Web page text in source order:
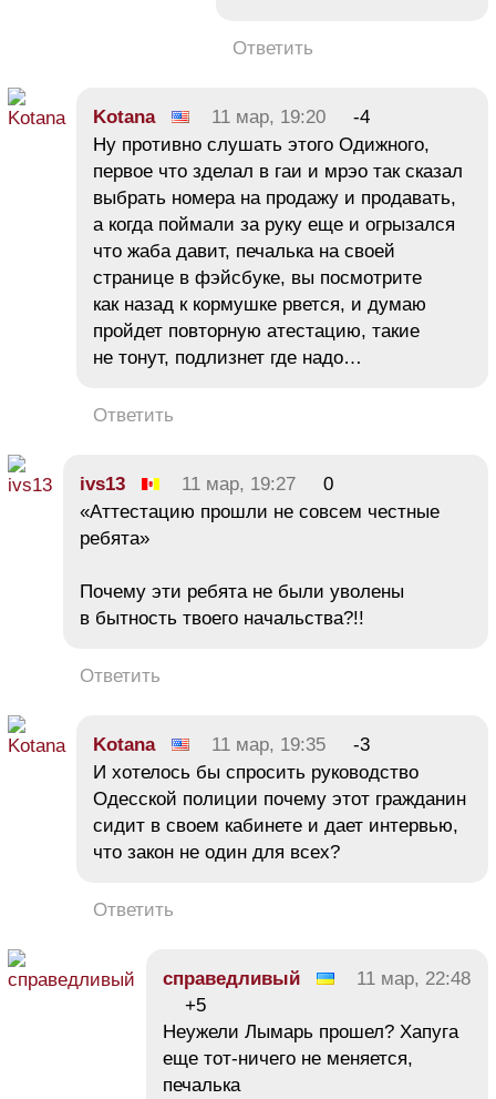
Ответить
Kotana 11 мар, 19:20
-4
Ну противно слушать этого Одижного,
первое что зделал в гаи и мрэо так сказал
выбрать номера на продажу и продавать,
а когда поймали за руку еще и огрызался
что жаба давит, печалька на своей
странице в фэйсбуке, вы посмотрите
как назад к кормушке рвется, и думаю
пройдет повторную атестацию, такие
не тонут, подлизнет где надо…
Ответить
ivs13 11 мар, 19:27
0
«Аттестацию прошли не совсем честные
ребята»
Почему эти ребята не были уволены
в бытность твоего начальства?!!
Ответить
Kotana 11 мар, 19:35
-3
И хотелось бы спросить руководство
Одесской полиции почему этот гражданин
сидит в своем кабинете и дает интервью,
что закон не один для всех?
Ответить
справедливый
11 мар, 22:48
+5
Неужели Лымарь прошел? Хапуга
еще тот-ничего не меняется,
печалька